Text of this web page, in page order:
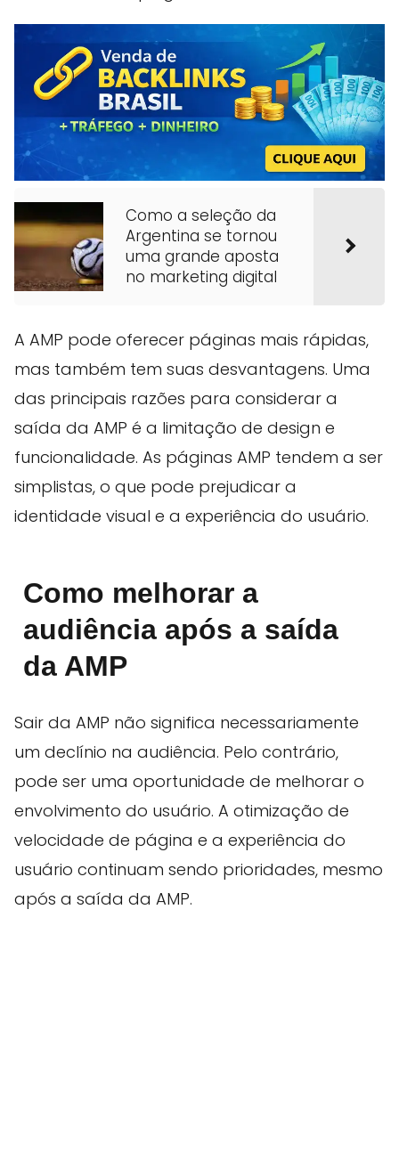
Como a seleção da
Argentina se tornou
uma grande aposta
no marketing digital
A AMP pode oferecer páginas mais rápidas,
mas também tem suas desvantagens. Uma
das principais razões para considerar a
saída da AMP é a limitação de design e
funcionalidade. As páginas AMP tendem a ser
simplistas, o que pode prejudicar a
identidade visual e a experiência do usuário.
Como melhorar a
audiência após a saída
da AMP
Sair da AMP não significa necessariamente
um declínio na audiência. Pelo contrário,
pode ser uma oportunidade de melhorar o
envolvimento do usuário. A otimização de
velocidade de página e a experiência do
usuário continuam sendo prioridades, mesmo
após a saída da AMP.